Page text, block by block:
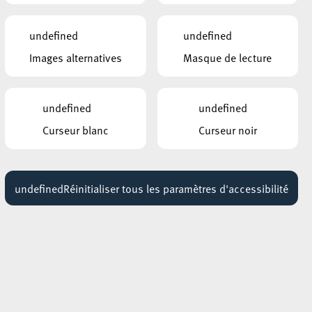
Mertens
MBSR – Conference Mindfulness
undefined
Images alternatives
undefined
Masque de lecture
undefined
Curseur blanc
undefined
Curseur noir
undefinedRéinitialiser tous les paramètres d'accessibilité